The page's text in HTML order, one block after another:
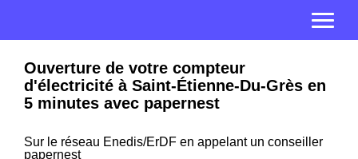
Ouverture de votre compteur
d'électricité à Saint-Étienne-Du-Grès en
5 minutes avec papernest
Sur le réseau Enedis/ErDF en appelant un conseiller
papernest